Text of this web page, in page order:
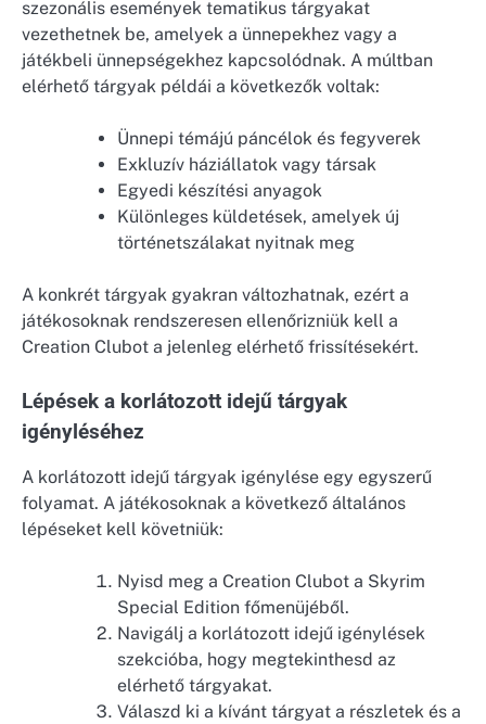
szezonális események tematikus tárgyakat
vezethetnek be, amelyek a ünnepekhez vagy a
játékbeli ünnepségekhez kapcsolódnak. A múltban
elérhető tárgyak példái a következők voltak:
Ünnepi témájú páncélok és fegyverek
Exkluzív háziállatok vagy társak
Egyedi készítési anyagok
Különleges küldetések, amelyek új
történetszálakat nyitnak meg
A konkrét tárgyak gyakran változhatnak, ezért a
játékosoknak rendszeresen ellenőrizniük kell a
Creation Clubot a jelenleg elérhető frissítésekért.
Lépések a korlátozott idejű tárgyak
igényléséhez
A korlátozott idejű tárgyak igénylése egy egyszerű
folyamat. A játékosoknak a következő általános
lépéseket kell követniük:
Nyisd meg a Creation Clubot a Skyrim
Special Edition főmenüjéből.
Navigálj a korlátozott idejű igénylések
szekcióba, hogy megtekinthesd az
elérhető tárgyakat.
Válaszd ki a kívánt tárgyat a részletek és a